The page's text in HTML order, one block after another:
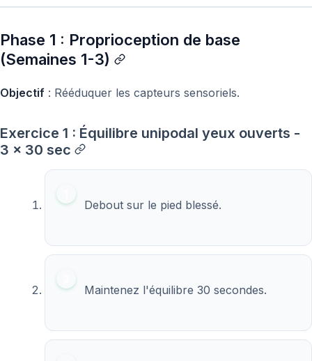
Phase 1 : Proprioception de base
(Semaines 1-3)
Objectif : Rééduquer les capteurs sensoriels.
Exercice 1 : Équilibre unipodal yeux ouverts -
3 x 30 sec
Debout sur le pied blessé.
Maintenez l'équilibre 30 secondes.